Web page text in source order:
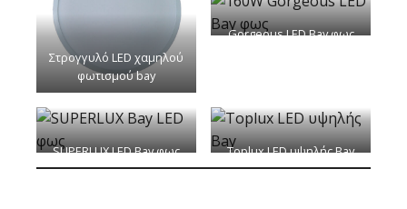
Στρογγυλό LED χαμηλού
φωτισμού bay
Gorgeous LED Bay φως
SUPERLUX LED Bay φως
Toplux LED υψηλής Bay
φως